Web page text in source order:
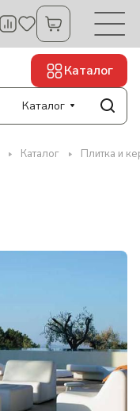
Каталог
Каталог
Каталог Плитка и